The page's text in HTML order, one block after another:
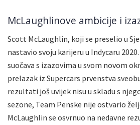
McLaughlinove ambicije i
Scott McLaughlin, koji se preselio u
nastavio svoju karijeru u Indycaru
suočava s izazovima u svom novom
prelazak iz Supercars prvenstva
rezultati još uvijek nisu u skladu s
sezone, Team Penske nije ostvario
McLaughlin se osvrnuo na nedavne